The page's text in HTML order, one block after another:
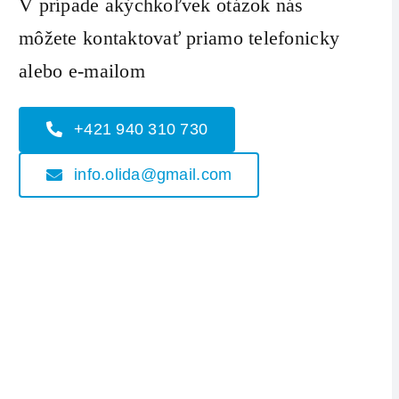
V prípade akýchkoľvek otázok nás
môžete kontaktovať priamo telefonicky
alebo e-mailom
+421 940 310 730
info.olida@gmail.com